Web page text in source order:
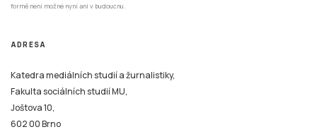
formě není možné nyní ani v budoucnu.
ADRESA
Katedra mediálních studií a žurnalistiky,
Fakulta sociálních studií MU,
Joštova 10,
602 00 Brno